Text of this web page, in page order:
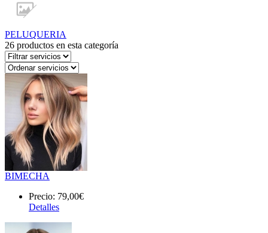
PELUQUERIA
26 productos en esta categoría
BIMECHA
Precio: 79,00€
Detalles